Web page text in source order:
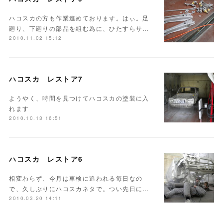
ハコスカの方も作業進めております。はぃ。足
廻り、下廻りの部品を組む為に、ひたすらサ…
2010.11.02 15:12
ハコスカ レストア7
ようやく、時間を見つけてハコスカの塗装に入
れます
2010.10.13 16:51
ハコスカ レストア6
相変わらず、今月は車検に追われる毎日なの
で、久しぶりにハコスカネタで。つい先日に…
2010.03.20 14:11